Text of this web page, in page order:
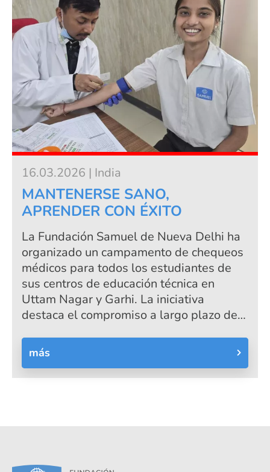
16.03.2026 | India
MANTENERSE SANO,
APRENDER CON ÉXITO
La Fundación Samuel de Nueva Delhi ha
organizado un campamento de chequeos
médicos para todos los estudiantes de
sus centros de educación técnica en
Uttam Nagar y Garhi. La iniciativa
destaca el compromiso a largo plazo de
los jóvenes. Para la Fundación Samuel, la
educación no solo incluye cualificaciones
profesionales, sino también la promoción
más